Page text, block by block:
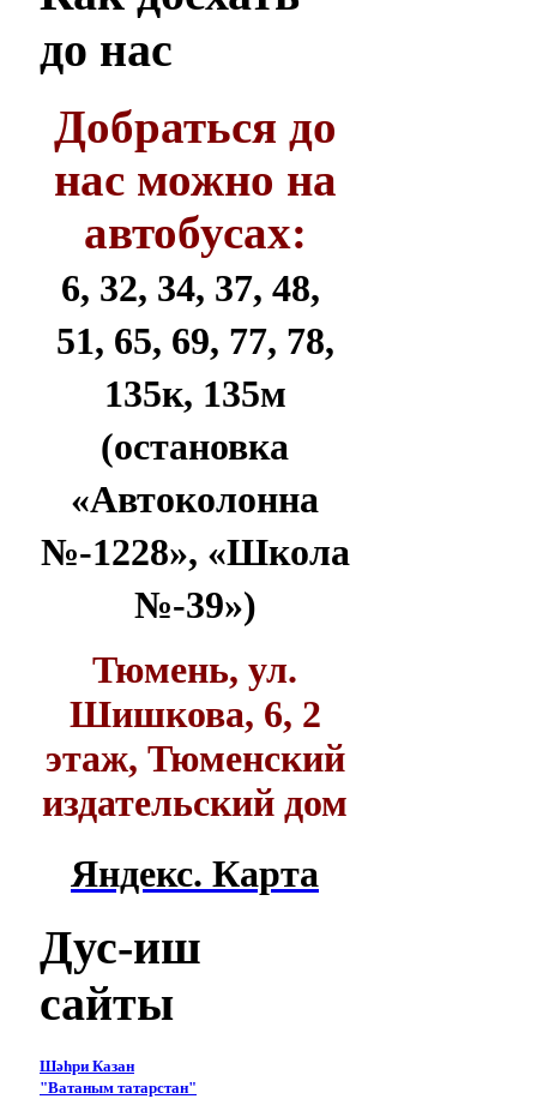
до нас
Добраться до
нас можно на
автобусах:
6, 32, 34, 37, 48,
51, 65, 69, 77, 78,
135к, 135м
(остановка
«Автоколонна
№-1228», «Школа
№-39»)
Тюмень, ул.
Шишкова, 6, 2
этаж, Тюменский
издательский дом
Яндекс. Карта
Дус-иш
сайты
Шәһри Казан
"Ватаным татарстан"